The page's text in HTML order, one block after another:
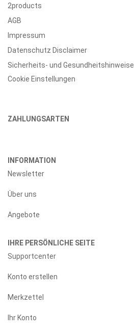
2products
AGB
Impressum
Datenschutz Disclaimer
Sicherheits- und Gesundheitshinweise
Cookie Einstellungen
ZAHLUNGSARTEN
INFORMATION
Newsletter
Über uns
Angebote
IHRE PERSÖNLICHE SEITE
Supportcenter
Konto erstellen
Merkzettel
Ihr Konto